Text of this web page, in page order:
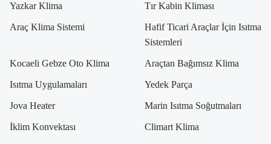
Yazkar Klima Tır Kabin Kliması
Araç Klima Sistemi
Hafif Ticari Araçlar İçin Isıtma
Sistemleri
Kocaeli Gebze Oto Klima Araçtan Bağımsız Klima
Isıtma Uygulamaları Yedek Parça
Jova Heater Marin Isıtma Soğutmaları
İklim Konvektası Climart Klima